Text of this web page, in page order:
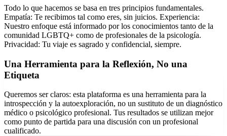
Todo lo que hacemos se basa en tres principios fundamentales.
Empatía: Te recibimos tal como eres, sin juicios. Experiencia:
Nuestro enfoque está informado por los conocimientos tanto de la
comunidad LGBTQ+ como de profesionales de la psicología.
Privacidad: Tu viaje es sagrado y confidencial, siempre.
Una Herramienta para la Reflexión, No una
Etiqueta
Queremos ser claros: esta plataforma es una herramienta para la
introspección y la autoexploración, no un sustituto de un diagnóstico
médico o psicológico profesional. Tus resultados se utilizan mejor
como punto de partida para una discusión con un profesional
cualificado.